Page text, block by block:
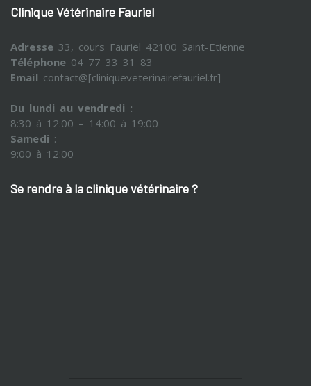
Clinique Vétérinaire Fauriel
Adresse 33, cours Fauriel 42100 Saint-Etienne
Téléphone 04 77 33 31 83
Email contact@[cliniqueveterinairefauriel.fr]
Du lundi au vendredi :
8:30 à 12:00 – 14:00 à 19:00
Samedi :
9:00 à 12:00
Se rendre à la clinique vétérinaire ?